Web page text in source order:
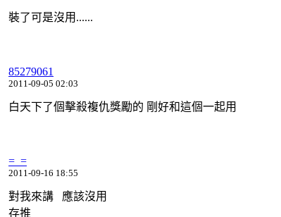
裝了可是沒用......
85279061
2011-09-05 02:03
白天下了個擊殺複仇獎勵的 剛好和這個一起用
=_=
2011-09-16 18:55
對我來講 應該沒用
存推